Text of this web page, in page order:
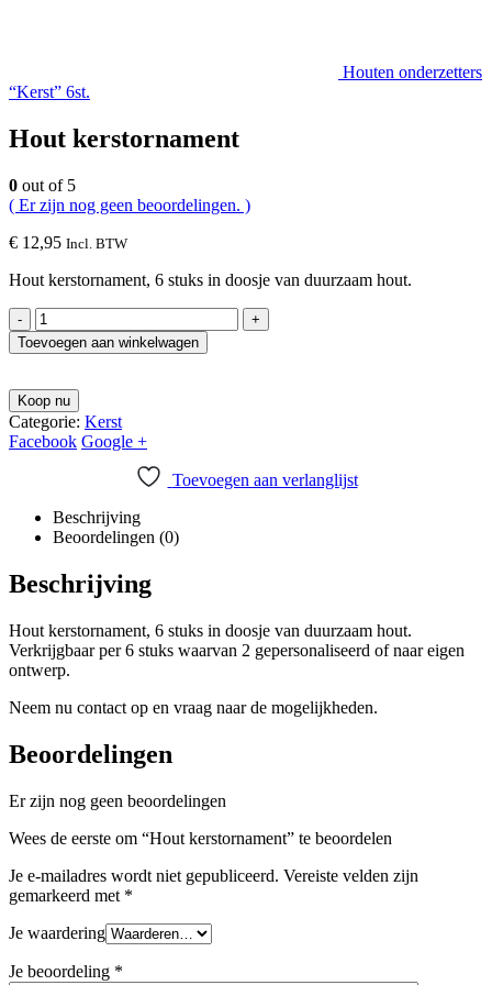
Houten onderzetters
“Kerst” 6st.
Hout kerstornament
0 out of 5
( Er zijn nog geen beoordelingen. )
€ 12,95 Incl. BTW
Hout kerstornament, 6 stuks in doosje van duurzaam hout.
-
+
Toevoegen aan winkelwagen
Koop nu
Categorie: Kerst
Facebook Google +
Toevoegen aan verlanglijst
Beschrijving
Beoordelingen (0)
Beschrijving
Hout kerstornament, 6 stuks in doosje van duurzaam hout.
Verkrijgbaar per 6 stuks waarvan 2 gepersonaliseerd of naar eigen
ontwerp.
Neem nu contact op en vraag naar de mogelijkheden.
Beoordelingen
Er zijn nog geen beoordelingen
Wees de eerste om “Hout kerstornament” te beoordelen
Je e-mailadres wordt niet gepubliceerd. Vereiste velden zijn
gemarkeerd met *
Je waardering
Je beoordeling *